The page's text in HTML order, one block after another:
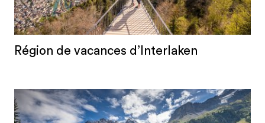
Région de vacances d’Interlaken